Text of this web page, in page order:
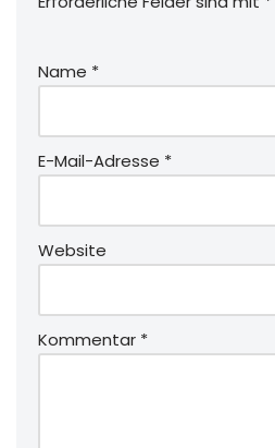
Name *
E-Mail-Adresse *
Website
Kommentar *